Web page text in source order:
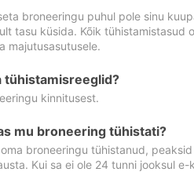
broneeringu puhul pole sinu
tasu küsida. Kõik tühistamistasud
majutusasutusele.
tühistamisreeglid?
kinnitusest.
mu broneering tühistati?
broneeringu tühistanud,
Kui sa ei ole 24 tunni jooksul